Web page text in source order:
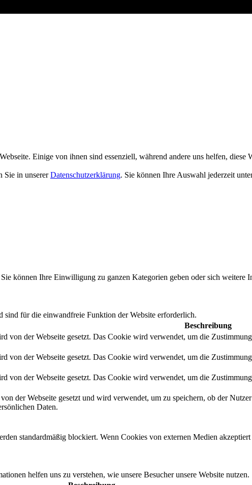
Einige von ihnen sind essenziell, während andere uns helfen, diese
Sie in unsererDatenschutzerklärung. Sie können Ihre Auswahl jederzeit
können Ihre Einwilligung zu ganzen Kategorien geben oder sich weitere
sind für die einwandfreie Funktion der Website erforderlich.
Beschreibung
von der Webseite gesetzt. Das Cookie wird verwendet, um die
von der Webseite gesetzt. Das Cookie wird verwendet, um die
von der Webseite gesetzt. Das Cookie wird verwendet, um die
der Webseite gesetzt und wird verwendet, um zu speichern, ob der
Daten.
standardmäßig blockiert. Wenn Cookies von externen Medien
helfen uns zu verstehen, wie unsere Besucher unsere Website nutzen.